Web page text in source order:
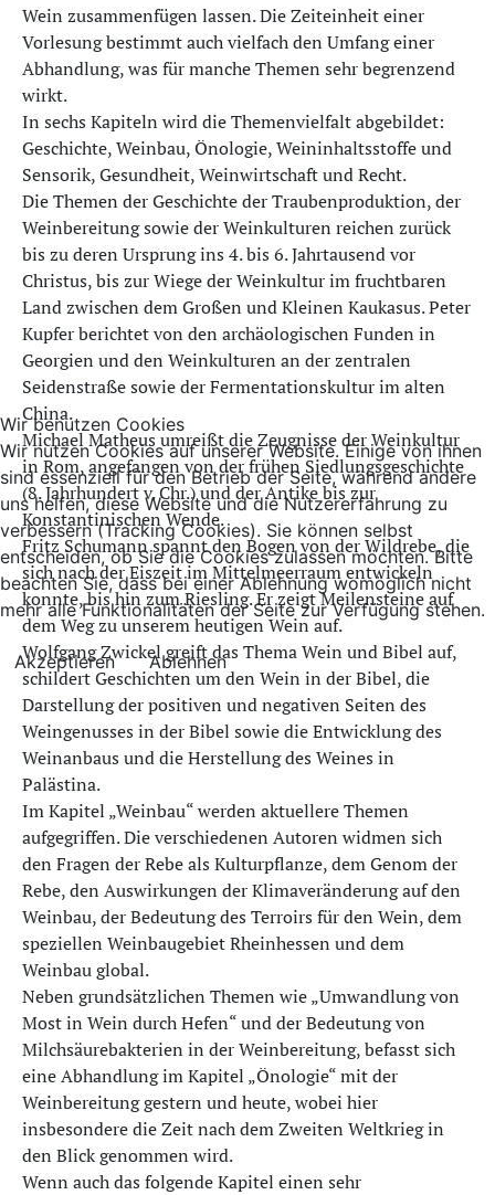
Wein zusammenfügen lassen. Die Zeiteinheit einer
Vorlesung bestimmt auch vielfach den Umfang einer
Abhandlung, was für manche Themen sehr begrenzend
wirkt.
In sechs Kapiteln wird die Themenvielfalt abgebildet:
Geschichte, Weinbau, Önologie, Weininhaltsstoffe und
Sensorik, Gesundheit, Weinwirtschaft und Recht.
Die Themen der Geschichte der Traubenproduktion, der
Weinbereitung sowie der Weinkulturen reichen zurück
bis zu deren Ursprung ins 4. bis 6. Jahrtausend vor
Christus, bis zur Wiege der Weinkultur im fruchtbaren
Land zwischen dem Großen und Kleinen Kaukasus. Peter
Kupfer berichtet von den archäologischen Funden in
Georgien und den Weinkulturen an der zentralen
Seidenstraße sowie der Fermentationskultur im alten
China.
Michael Matheus umreißt die Zeugnisse der Weinkultur
in Rom, angefangen von der frühen Siedlungsgeschichte
(8. Jahrhundert v. Chr.) und der Antike bis zur
Konstantinischen Wende.
Fritz Schumann spannt den Bogen von der Wildrebe, die
sich nach der Eiszeit im Mittelmeerraum entwickeln
konnte, bis hin zum Riesling. Er zeigt Meilensteine auf
dem Weg zu unserem heutigen Wein auf.
Wolfgang Zwickel greift das Thema Wein und Bibel auf,
schildert Geschichten um den Wein in der Bibel, die
Darstellung der positiven und negativen Seiten des
Weingenusses in der Bibel sowie die Entwicklung des
Weinanbaus und die Herstellung des Weines in
Palästina.
Im Kapitel „Weinbau“ werden aktuellere Themen
aufgegriffen. Die verschiedenen Autoren widmen sich
den Fragen der Rebe als Kulturpflanze, dem Genom der
Rebe, den Auswirkungen der Klimaveränderung auf den
Weinbau, der Bedeutung des Terroirs für den Wein, dem
speziellen Weinbaugebiet Rheinhessen und dem
Weinbau global.
Neben grundsätzlichen Themen wie „Umwandlung von
Most in Wein durch Hefen“ und der Bedeutung von
Milchsäurebakterien in der Weinbereitung, befasst sich
eine Abhandlung im Kapitel „Önologie“ mit der
Weinbereitung gestern und heute, wobei hier
insbesondere die Zeit nach dem Zweiten Weltkrieg in
den Blick genommen wird.
Wenn auch das folgende Kapitel einen sehr
Wir benutzen Cookies
Wir nutzen Cookies auf unserer Website. Einige von ihnen
sind essenziell für den Betrieb der Seite, während andere
uns helfen, diese Website und die Nutzererfahrung zu
verbessern (Tracking Cookies). Sie können selbst
entscheiden, ob Sie die Cookies zulassen möchten. Bitte
beachten Sie, dass bei einer Ablehnung womöglich nicht
mehr alle Funktionalitäten der Seite zur Verfügung stehen.
Akzeptieren Ablehnen